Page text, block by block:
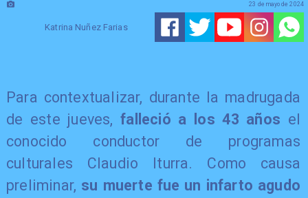
Katrina Nuñez Farias
23 de mayo de 2024
Para contextualizar, durante la madrugada
de este jueves,falleció a los 43 años el
conocido conductor de programas
culturales Claudio Iturra. Como causa
preliminar, su muerte fue un infarto agudo